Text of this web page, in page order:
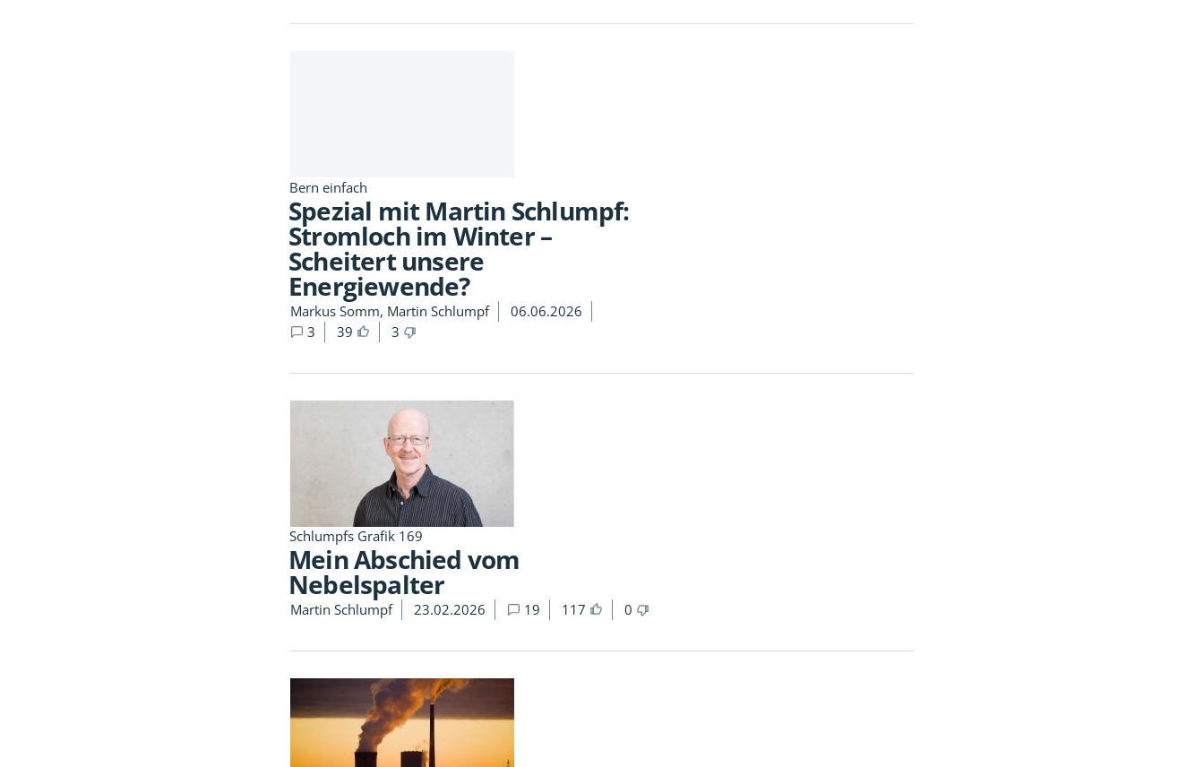
Bern einfach
Spezial mit Martin Schlumpf:
Stromloch im Winter –
Scheitert unsere
Energiewende?
Markus Somm, Martin Schlumpf
06.06.2026
3
39 3
Schlumpfs Grafik 169
Mein Abschied vom
Nebelspalter
Martin Schlumpf 23.02.2026 19 117 0